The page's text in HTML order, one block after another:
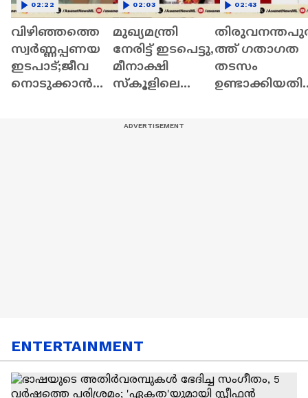
വിഴിഞ്ഞത്തെ
സ്വർണ്ണപ്പണയ
ഇടപാട്;ജീവ
നൊടുക്കാൻ
02:22
മുഖ്യമന്ത്രി
നേരിട്ട് ഇടപെട്ടു,
മീനാക്ഷി
സ്‌കൂളിലെത്തി;
02:03
ത്ത് ​ഗതാ​ഗത
തടസം
02:43
ENTERTAINMENT